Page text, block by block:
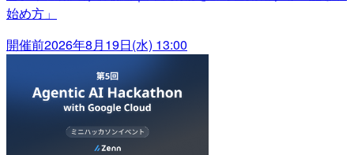
始め方」
開催前2026年8月19日(水) 13:00